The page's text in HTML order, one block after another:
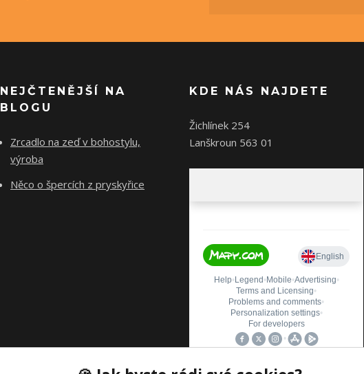
NEJČTENĚJŠÍ NA
BLOGU
Zrcadlo na zeď v bohostylu,
výroba
Něco o špercích z pryskyřice
KDE NÁS NAJDETE
Žichlínek 254
Lanškroun 563 01